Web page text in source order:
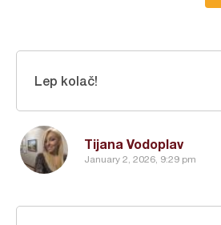
Tijana Vodoplav
January 2, 2026, 9:29 pm
Lep kolač!